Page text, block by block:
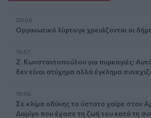
20:06
Οργανωτικό λίφτινγκ χρειάζονται οι
19:57
Ζ. Κωνσταντοπούλου για πυρκαγιές:
δεν είναι ατύχημα αλλά έγκλημα
19:56
Σε κλίμα οδύνης το ύστατο χαίρε στον
Δαμίγο που έχασε τη ζωή του κατά τη